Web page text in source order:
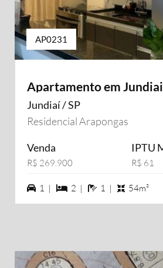
AP0231
Apartamento em Jundiai
Jundiaí / SP
Residencial Arapongas
Venda
R$ 269.900
IPTU
R$ 61
1 vagas na garagem
1 | 2 dormiórios
2 | 1 banheiros
1 | 54m²